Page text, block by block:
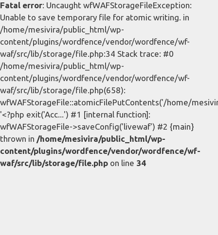
Fatal error: Uncaught wfWAFStorageFileException:
Unable to save temporary file for atomic writing. in
/home/mesivira/public_html/wp-
content/plugins/wordfence/vendor/wordfence/wf-
waf/src/lib/storage/file.php:34 Stack trace: #0
/home/mesivira/public_html/wp-
content/plugins/wordfence/vendor/wordfence/wf-
waf/src/lib/storage/file.php(658):
wfWAFStorageFile::atomicFilePutContents('/home/
'<?php exit('Acc...') #1 [internal function]:
wfWAFStorageFile->saveConfig('livewaf') #2 {main}
thrown in /home/mesivira/public_html/wp-
content/plugins/wordfence/vendor/wordfence/wf-
waf/src/lib/storage/file.php on line 34